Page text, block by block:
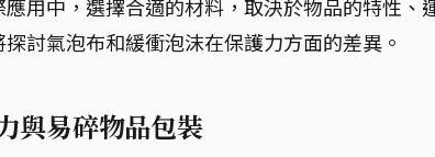
用中，選擇合適的材料，取決於物品的特性、
討氣泡布和緩衝泡沫在保護力方面的差異。
與易碎物品包裝